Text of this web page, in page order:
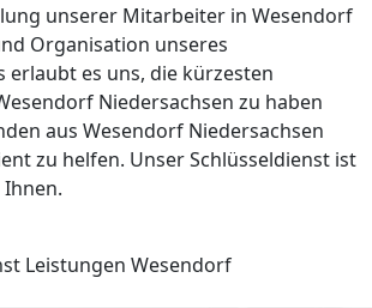
unserer Mitarbeiter in Wesendorf
Organisation unseres
erlaubt es uns, die kürzesten
Niedersachsen zu haben
aus Wesendorf Niedersachsen
zu helfen. Unser Schlüsseldienst ist
Leistungen Wesendorf